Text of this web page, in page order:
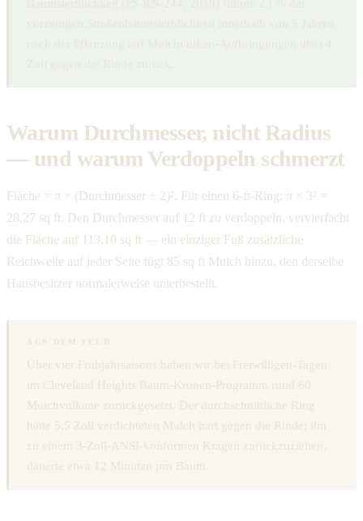
Warum Durchmesser, nicht Radius
— und warum Verdoppeln schmerzt
Fläche = π × (Durchmesser ÷ 2)². Für einen 6-ft-Ring: π × 3² =
28,27 sq ft. Den Durchmesser auf 12 ft zu verdoppeln, vervierfacht
die Fläche auf 113,10 sq ft — ein einziger Fuß zusätzliche
Reichweite auf jeder Seite fügt 85 sq ft Mulch hinzu, den derselbe
Hausbesitzer normalerweise unterbestellt.
Über vier Frühjahrsaisons haben wir bei Freiwilligen-Tagen
im Cleveland Heights Baum-Kronen-Programm rund 60
Mulchvulkane zurückgesetzt. Der durchschnittliche Ring
hatte 5,5 Zoll verdichteten Mulch hart gegen die Rinde; ihn
zu einem 3-Zoll-ANSI-konformen Kragen zurückzuziehen,
dauerte etwa 12 Minuten pro Baum.